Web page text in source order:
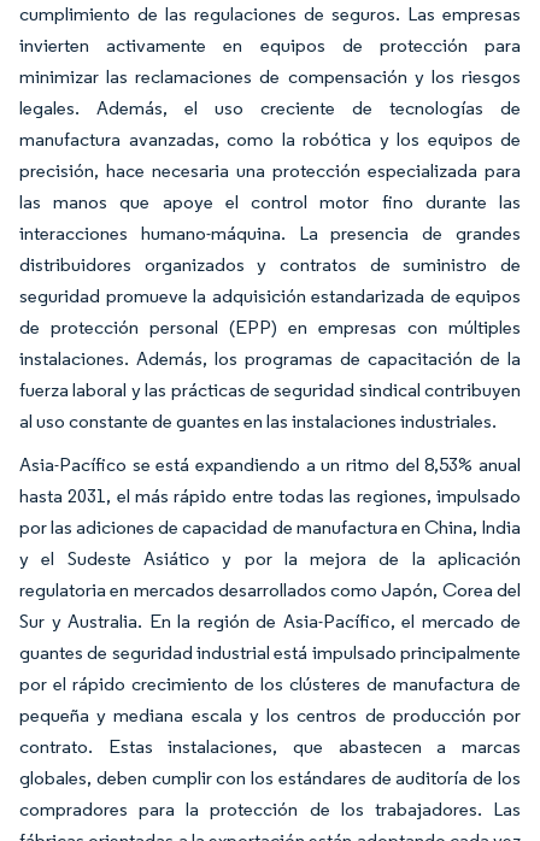
cumplimiento de las regulaciones de seguros. Las empresas
invierten activamente en equipos de protección para
minimizar las reclamaciones de compensación y los riesgos
legales. Además, el uso creciente de tecnologías de
manufactura avanzadas, como la robótica y los equipos de
precisión, hace necesaria una protección especializada para
las manos que apoye el control motor fino durante las
interacciones humano-máquina. La presencia de grandes
distribuidores organizados y contratos de suministro de
seguridad promueve la adquisición estandarizada de equipos
de protección personal (EPP) en empresas con múltiples
instalaciones. Además, los programas de capacitación de la
fuerza laboral y las prácticas de seguridad sindical contribuyen
al uso constante de guantes en las instalaciones industriales.
Asia-Pacífico se está expandiendo a un ritmo del 8,53% anual
hasta 2031, el más rápido entre todas las regiones, impulsado
por las adiciones de capacidad de manufactura en China, India
y el Sudeste Asiático y por la mejora de la aplicación
regulatoria en mercados desarrollados como Japón, Corea del
Sur y Australia. En la región de Asia-Pacífico, el mercado de
guantes de seguridad industrial está impulsado principalmente
por el rápido crecimiento de los clústeres de manufactura de
pequeña y mediana escala y los centros de producción por
contrato. Estas instalaciones, que abastecen a marcas
globales, deben cumplir con los estándares de auditoría de los
compradores para la protección de los trabajadores. Las